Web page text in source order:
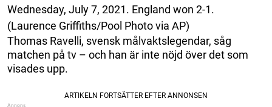
Wednesday, July 7, 2021. England won 2-1.
(Laurence Griffiths/Pool Photo via AP)
Thomas Ravelli, svensk målvaktslegendar, såg
matchen på tv – och han är inte nöjd över det som
visades upp.